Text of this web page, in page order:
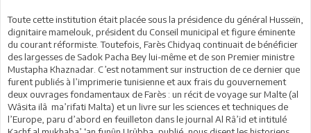
Toute cette institution était placée sous la présidence du général Husseïn,
dignitaire mamelouk, président du Conseil municipal et figure éminente
du courant réformiste. Toutefois, Farès Chidyaq continuait de bénéficier
des largesses de Sadok Pacha Bey lui-même et de son Premier ministre
Mustapha Khaznadar. C’est notamment sur instruction de ce dernier que
furent publiés à l’imprimerie tunisienne et aux frais du gouvernement
deux ouvrages fondamentaux de Farès : un récit de voyage sur Malte (al
Wâsita ilâ ma’rifati Malta) et un livre sur les sciences et techniques de
l’Europe, paru d’abord en feuilleton dans le journal Al Râ’id et intitulé